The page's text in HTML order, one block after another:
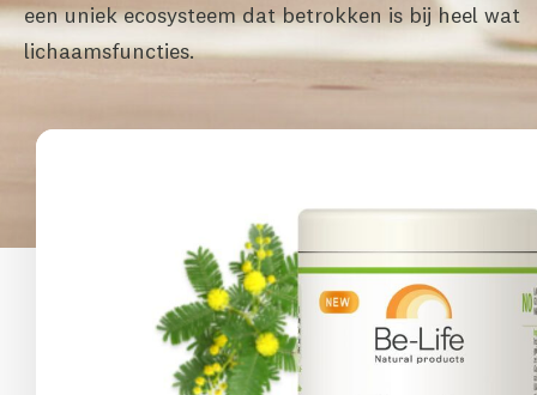
een uniek ecosysteem dat betrokken is bij heel wat
lichaamsfuncties.